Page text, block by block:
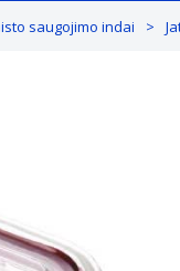
saugojimo indai